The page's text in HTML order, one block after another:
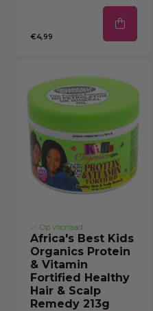
€4,99
Op voorraad
Africa's Best Kids
Organics Protein
& Vitamin
Fortified Healthy
Hair & Scalp
Remedy 213g